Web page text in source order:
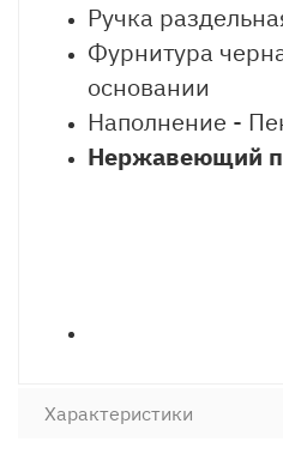
Ручка
Фурнитура
основании
Наполнение -
Нержавеющий
Характеристики